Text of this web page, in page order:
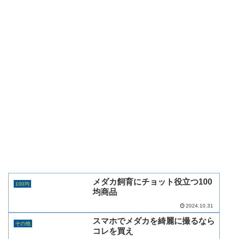
100均
メダカ飼育にチョット役立つ100
均商品
2024.10.31
その他
スマホでメダカを綺麗に撮るなら
コレを買え